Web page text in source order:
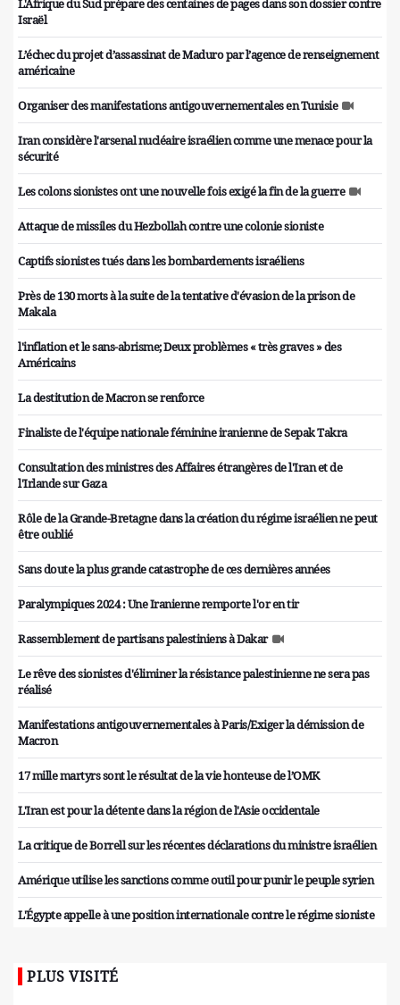
L'Afrique du Sud prépare des centaines de pages dans son dossier contre
Israël
L’échec du projet d’assassinat de Maduro par l’agence de renseignement
américaine
Organiser des manifestations antigouvernementales en Tunisie
Iran considère l'arsenal nucléaire israélien comme une menace pour la
sécurité
Les colons sionistes ont une nouvelle fois exigé la fin de la guerre
Attaque de missiles du Hezbollah contre une colonie sioniste
Captifs sionistes tués dans les bombardements israéliens
Près de 130 morts à la suite de la tentative d'évasion de la prison de
Makala
l'inflation et le sans-abrisme; Deux problèmes « très graves » des
Américains
La destitution de Macron se renforce
Finaliste de l'équipe nationale féminine iranienne de Sepak Takra
Consultation des ministres des Affaires étrangères de l'Iran et de
l'Irlande sur Gaza
Rôle de la Grande-Bretagne dans la création du régime israélien ne peut
être oublié
Sans doute la plus grande catastrophe de ces dernières années
Paralympiques 2024 : Une Iranienne remporte l'or en tir
Rassemblement de partisans palestiniens à Dakar
Le rêve des sionistes d'éliminer la résistance palestinienne ne sera pas
réalisé
Manifestations antigouvernementales à Paris/Exiger la démission de
Macron
17 mille martyrs sont le résultat de la vie honteuse de l’OMK
L'Iran est pour la détente dans la région de l'Asie occidentale
La critique de Borrell sur les récentes déclarations du ministre israélien
Amérique utilise les sanctions comme outil pour punir le peuple syrien
L'Égypte appelle à une position internationale contre le régime sioniste
PLUS VISITÉ